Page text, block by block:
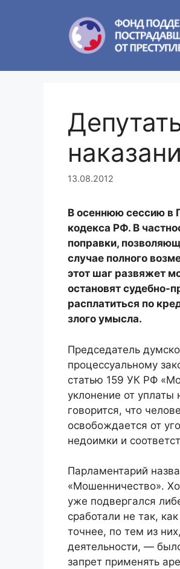
13.08.2012
В осеннюю сессию в
кодекса РФ. В
поправки,
случае полного
этот шаг развяжет
остановят судебно-
расплатиться по
злого умысла.
Председатель
процессуальному
статью 159 УК РФ
уклонение от
говорится, что
освобождается от
недоимки и
Парламентарий
«Мошенничество».
уже подвергался
сработали не так,
точнее, по тем из
деятельности, —
запрет применять